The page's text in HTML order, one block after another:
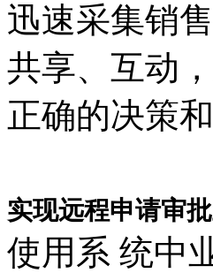
迅速采集销
共享、互动
正确的决策
实现远程申请审
使用系 统中